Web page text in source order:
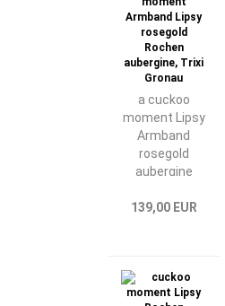
a cuckoo
moment Lipsy
Armband
rosegold
aubergine
139,00 EUR